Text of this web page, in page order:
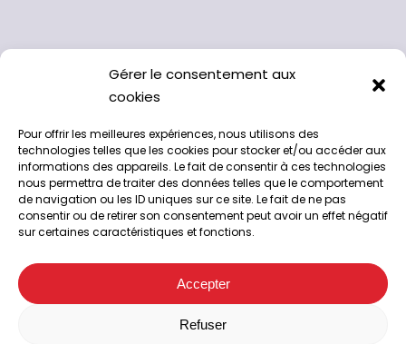
Gérer le consentement aux
cookies
Pour offrir les meilleures expériences, nous utilisons des
technologies telles que les cookies pour stocker et/ou accéder aux
informations des appareils. Le fait de consentir à ces technologies
nous permettra de traiter des données telles que le comportement
de navigation ou les ID uniques sur ce site. Le fait de ne pas
consentir ou de retirer son consentement peut avoir un effet négatif
sur certaines caractéristiques et fonctions.
Accepter
Refuser
A l’abattoir de Chappes, 63720
04 73 33 42 00
Suivez-nous sur Facebook
Facebook